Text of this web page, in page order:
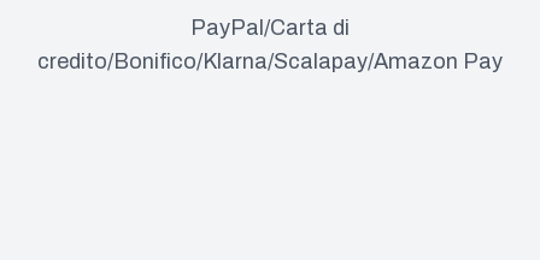
PayPal/Carta di
credito/Bonifico/Klarna/Scalapay/Amazon Pay